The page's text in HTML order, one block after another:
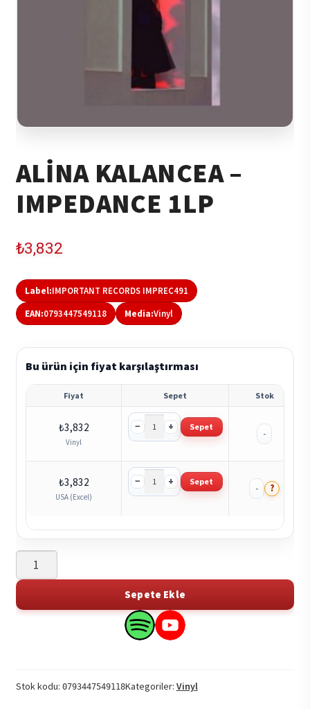
ALINA KALANCEA –
IMPEDANCE 1LP
₺3,832
Label:IMPORTANT RECORDS IMPREC491
EAN:0793447549118 Media:Vinyl
Bu ürün için fiyat karşılaştırması
Fiyat Sepet Stok
₺3,832
Vinyl
− + Sepet
-
₺3,832
USA (Excel)
− + Sepet
- ?
Alina
Kalancea
Impedance
Sepete Ekle
Search
on
Search
on
Stok kodu: 0793447549118Kategoriler: Vinyl